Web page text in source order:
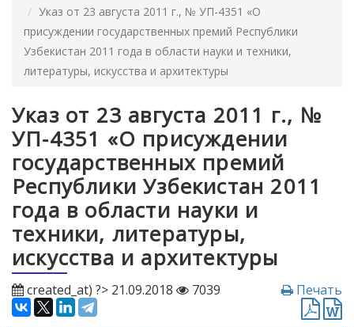
Указ от 23 августа 2011 г., № УП-4351 «О
присуждении государственных премий Республики
Узбекистан 2011 года в области науки и техники,
литературы, искусства и архитектуры
Указ от 23 августа 2011 г., №
УП-4351 «О присуждении
государственных премий
Республики Узбекистан 2011
года в области науки и
техники, литературы,
искусства и архитектуры
created_at) ?> 21.09.2018 7039 Печать